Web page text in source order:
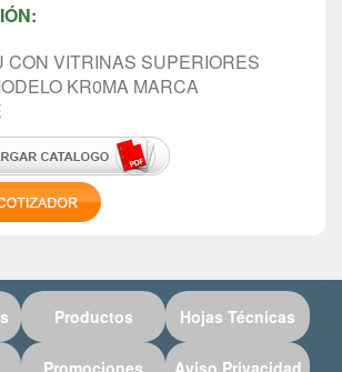
CON VITRINAS SUPERIORES
KR0MA MARCA
Productos Hojas Técnicas
Promociones Aviso Privacidad